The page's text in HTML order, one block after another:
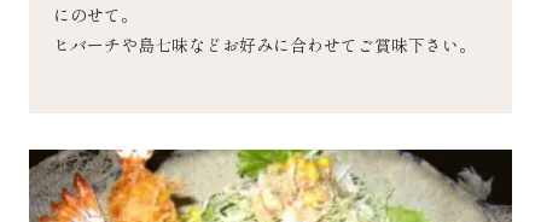
にのせて。
ヒバーチや島七味などお好みに合わせてご賞味下さい。